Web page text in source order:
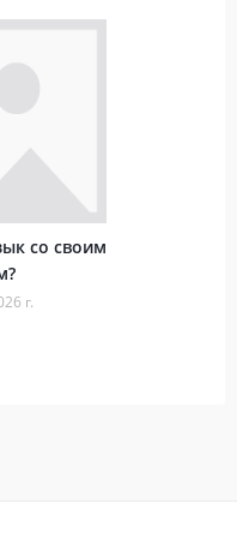
со своим
г.